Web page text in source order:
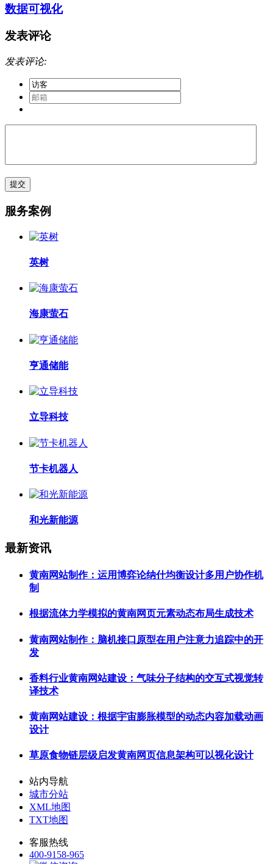
数据可视化
发表评论
发表评论:
服务案例
英树
海康萤石
亨通储能
立导科技
节卡机器人
和光新能源
最新资讯
黄南网站制作：运用博弈论纳什均衡设计多用户协作机
制
根据流体力学模拟的黄南网页元素动态布局生成技术
黄南网站制作：脑机接口原型在用户注意力追踪中的开
发
香料行业黄南网站建设：气味分子结构的交互式视觉转
译技术
黄南网站建设：根据宇宙膨胀模型的动态内容加载动画
设计
草原食物链层级启发黄南网页信息架构可以视化设计
站内导航
城市分站
XML地图
TXT地图
客服热线
400-9158-965